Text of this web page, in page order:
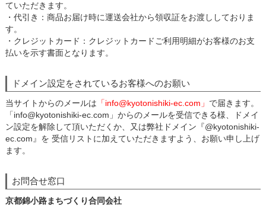
ていただきます。
・代引き：商品お届け時に運送会社から領収証をお渡ししておりま
す。
・クレジットカード：クレジットカードご利用明細がお客様のお支
払いを示す書面となります。
ドメイン設定をされているお客様へのお願い
当サイトからのメールは 「info@kyotonishiki-ec.com」 で届きます。
「info@kyotonishiki-ec.com」からのメールを受信できる様、ドメイ
ン設定を解除して頂いただくか、又は弊社ドメイン『@kyotonishiki-
ec.com』を 受信リストに加えていただきますよう、お願い申し上げ
ます。
お問合せ窓口
京都錦小路まちづくり合同会社